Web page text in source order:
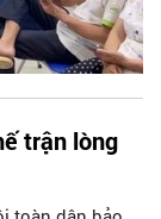
trận lòng